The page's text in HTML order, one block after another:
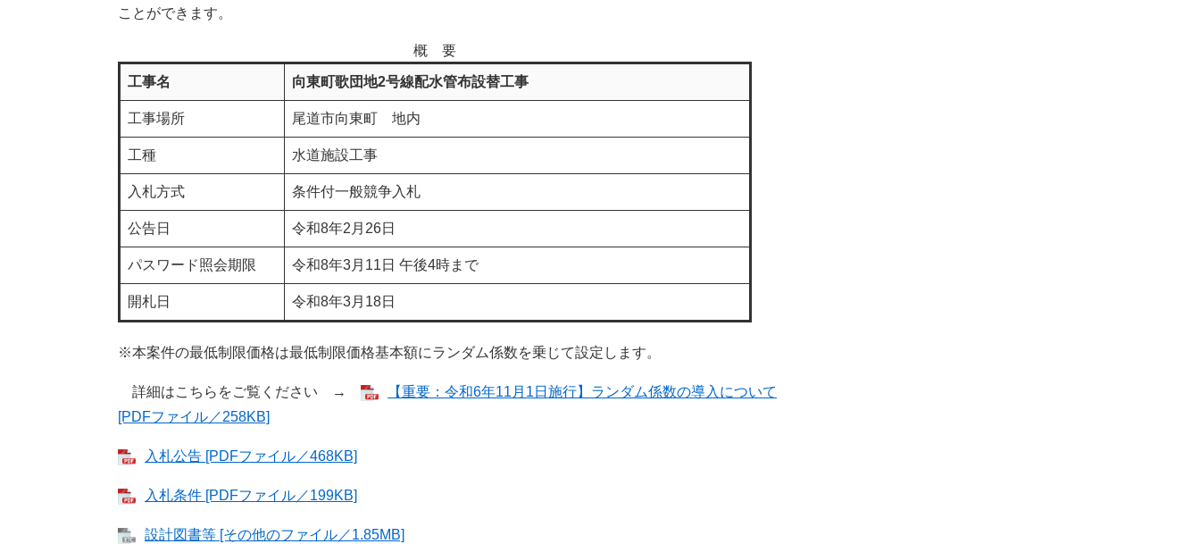
ことができます。​
概 要
工事名 向東町歌団地2号線配水管布設替工事
工事場所 尾道市向東町 地内
工種 水道施設工事
入札方式 条件付一般競争入札
公告日 令和8年2月26日
パスワード照会期限 令和8年3月11日 午後4時まで
開札日 令和8年3月18日
※本案件の最低制限価格は最低制限価格基本額にランダム係数を乗じて設定します。
詳細はこちらをご覧ください →
【重要：令和6年11月1日施行】ランダム係数の導入について
[PDFファイル／258KB]
入札公告 [PDFファイル／468KB]
入札条件 [PDFファイル／199KB]
設計図書等 [その他のファイル／1.85MB]